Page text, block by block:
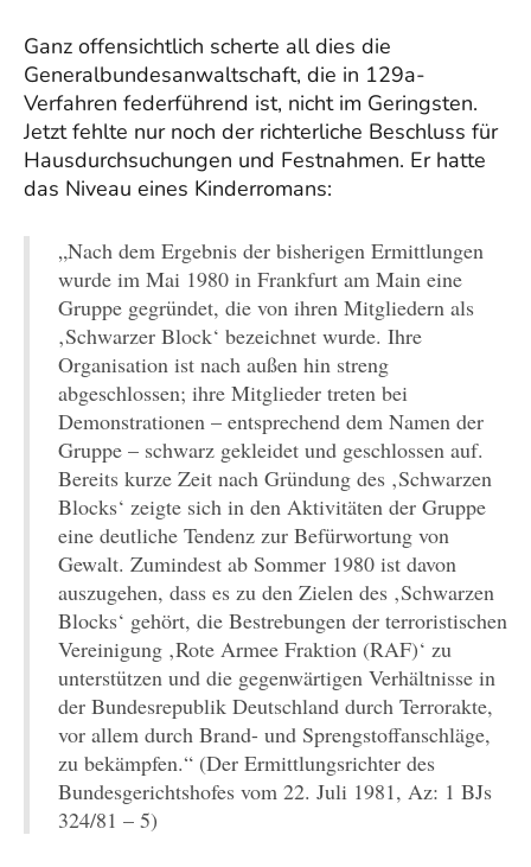
Ganz offensichtlich scherte all dies die
Generalbundesanwaltschaft, die in 129a-
Verfahren federführend ist, nicht im Geringsten.
Jetzt fehlte nur noch der richterliche Beschluss für
Hausdurchsuchungen und Festnahmen. Er hatte
das Niveau eines Kinderromans:
„Nach dem Ergebnis der bisherigen Ermittlungen
wurde im Mai 1980 in Frankfurt am Main eine
Gruppe gegründet, die von ihren Mitgliedern als
‚Schwarzer Block‘ bezeichnet wurde. Ihre
Organisation ist nach außen hin streng
abgeschlossen; ihre Mitglieder treten bei
Demonstrationen – entsprechend dem Namen der
Gruppe – schwarz gekleidet und geschlossen auf.
Bereits kurze Zeit nach Gründung des ‚Schwarzen
Blocks‘ zeigte sich in den Aktivitäten der Gruppe
eine deutliche Tendenz zur Befürwortung von
Gewalt. Zumindest ab Sommer 1980 ist davon
auszugehen, dass es zu den Zielen des ‚Schwarzen
Blocks‘ gehört, die Bestrebungen der terroristischen
Vereinigung ‚Rote Armee Fraktion (RAF)‘ zu
unterstützen und die gegenwärtigen Verhältnisse in
der Bundesrepublik Deutschland durch Terrorakte,
vor allem durch Brand- und Sprengstoffanschläge,
zu bekämpfen.“ (Der Ermittlungsrichter des
Bundesgerichtshofes vom 22. Juli 1981, Az: 1 BJs
324/81 – 5)